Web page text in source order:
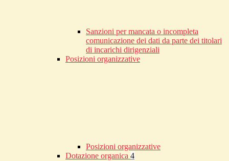
Sanzioni per mancata o incompleta
comunicazione dei dati da parte dei titolari
di incarichi dirigenziali
Posizioni organizzative
Posizioni organizzative
Dotazione organica 4